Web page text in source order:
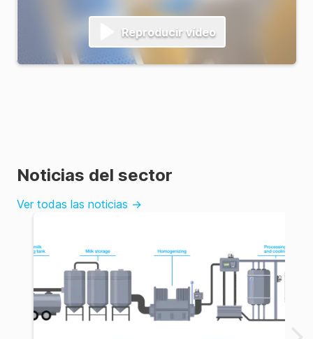
Reproducir vídeo
Noticias del sector
Ver todas las noticias →